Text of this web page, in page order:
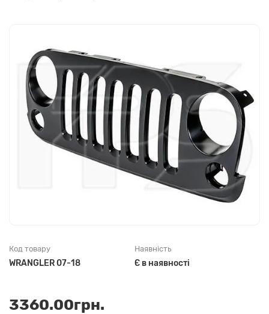
Код товару
WRANGLER 07-18
Наявність
Є в наявності
3360.00грн.